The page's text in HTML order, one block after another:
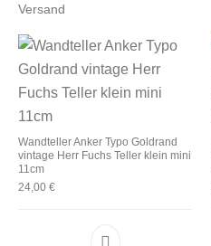
Versand
Wandteller Anker Typo Goldrand
vintage Herr Fuchs Teller klein mini
11cm
24,00€